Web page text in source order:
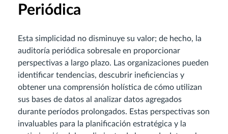
Periódica
Esta simplicidad no disminuye su valor; de hecho, la
auditoría periódica sobresale en proporcionar
perspectivas a largo plazo. Las organizaciones pueden
identificar tendencias, descubrir ineficiencias y
obtener una comprensión holística de cómo utilizan
sus bases de datos al analizar datos agregados
durante períodos prolongados. Estas perspectivas son
invaluables para la planificación estratégica y la